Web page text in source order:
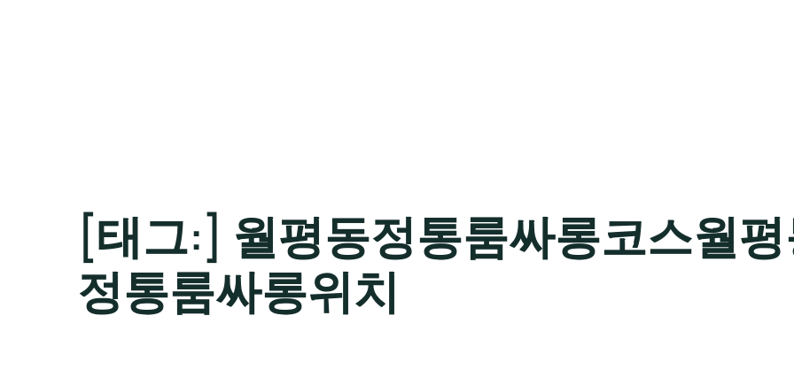
[태그:] 월평동정통룸싸롱코스월
정통룸싸롱위치